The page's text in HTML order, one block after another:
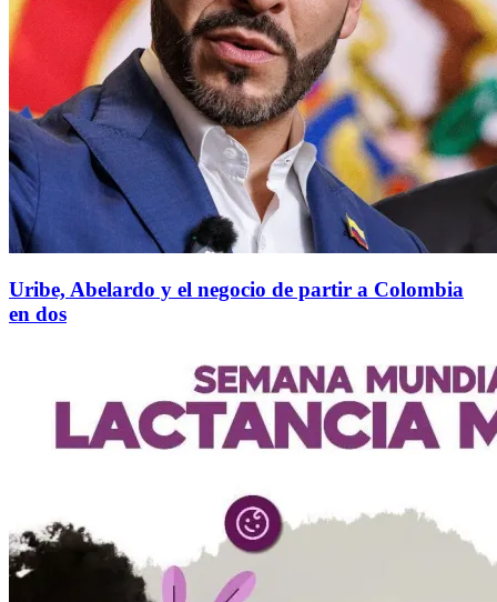
Uribe, Abelardo y el negocio de partir a Colombia
en dos